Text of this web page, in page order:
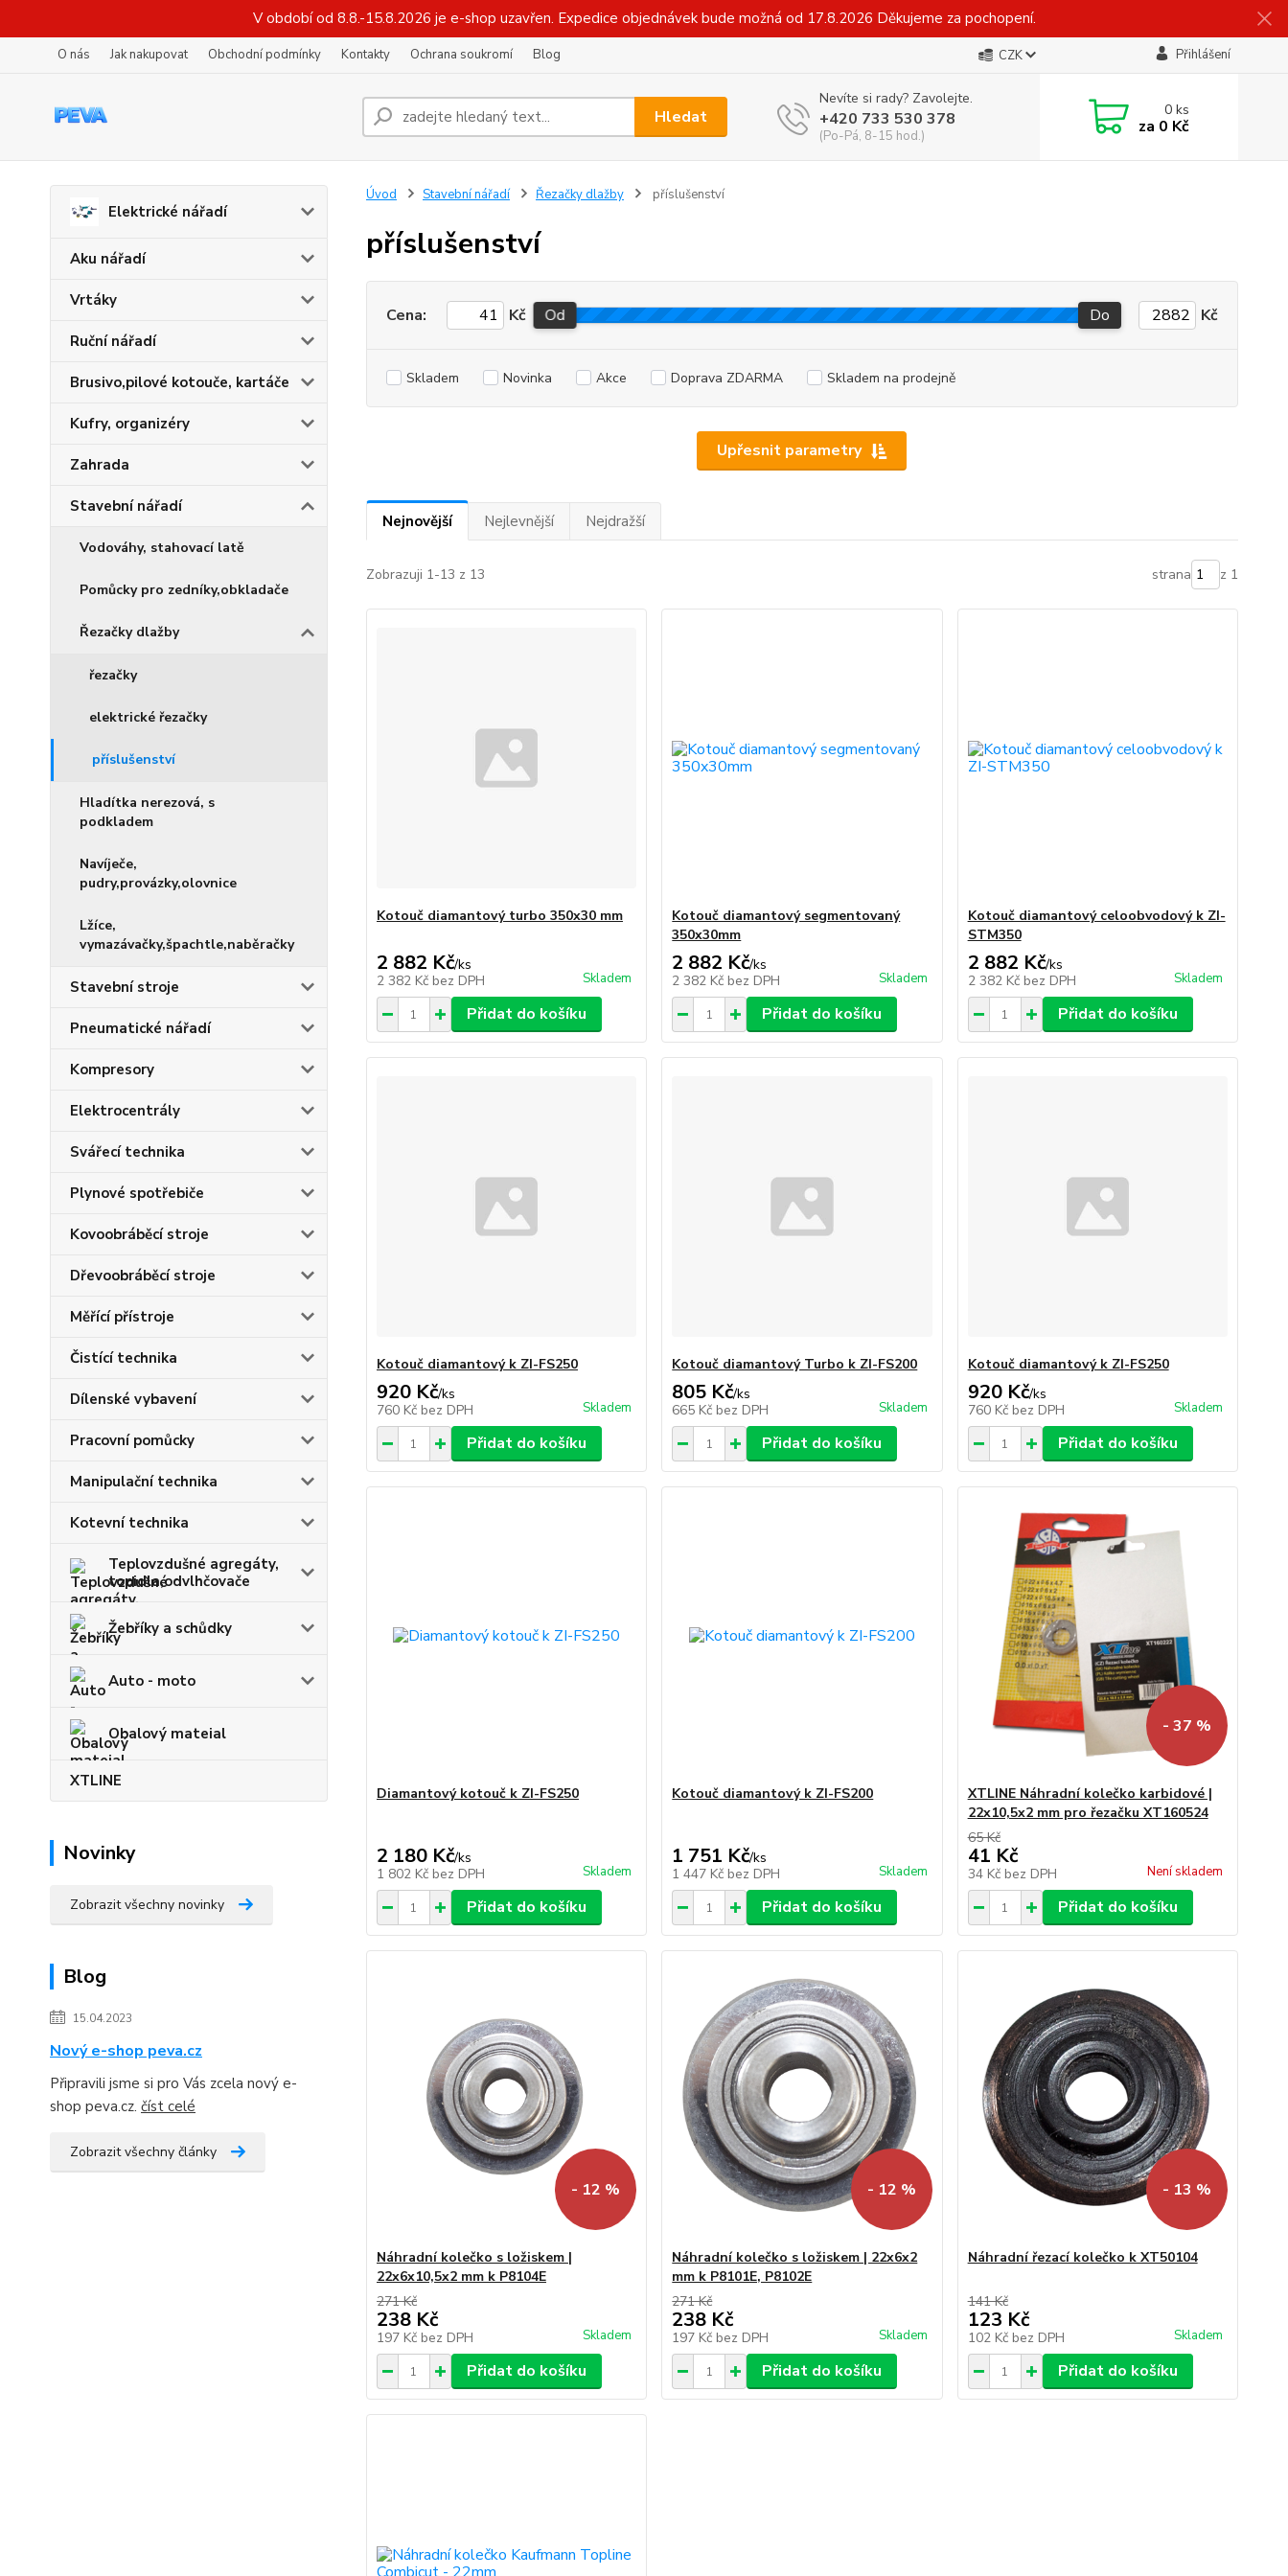
V období od 8.8.-15.8.2026 je e-shop uzavřen. Expedice objednávek bude možná od 17.8.2026 Děkujeme za pochopení.
O nás Jak nakupovat Obchodní podmínky Kontakty Ochrana soukromí Blog CZK Přihlášení
Hledat
Nevíte si rady? Zavolejte.
+420 733 530 378
(Po-Pá, 8-15 hod.)
0ks
za 0 Kč
Elektrické nářadí
Aku nářadí
Vrtáky
Ruční nářadí
Brusivo,pilové kotouče, kartáče
Kufry, organizéry
Zahrada
Stavební nářadí
Vodováhy, stahovací latě
Pomůcky pro zedníky,obkladače
Řezačky dlažby
řezačky
elektrické řezačky
příslušenství
Hladítka nerezová, s
podkladem
Navíječe,
pudry,provázky,olovnice
Lžíce,
vymazávačky,špachtle,naběračky
Stavební stroje
Pneumatické nářadí
Kompresory
Elektrocentrály
Svářecí technika
Plynové spotřebiče
Kovoobráběcí stroje
Dřevoobráběcí stroje
Měřící přístroje
Čistící technika
Dílenské vybavení
Pracovní pomůcky
Manipulační technika
Kotevní technika
Teplovzdušné agregáty,
topidla,odvlhčovače
Žebříky a schůdky
Auto - moto
Obalový mateial
XTLINE
Novinky
Zobrazit všechny novinky
Blog
15.04.2023
Nový e-shop peva.cz
Připravili jsme si pro Vás zcela nový e-
shop peva.cz. číst celé
Zobrazit všechny články
Úvod Stavební nářadí Řezačky dlažby příslušenství
příslušenství
Upřesnit parametry
Cena: Kč Od Do Kč
Skladem Novinka Akce Doprava ZDARMA Skladem na prodejně
Nejnovější Nejlevnější Nejdražší
Zobrazuji 1-13 z 13 strana z 1
Kotouč diamantový turbo 350x30 mm
2 882 Kč/ks
2 382 Kč bez DPH Skladem
Přidat do košíku
Kotouč diamantový segmentovaný
350x30mm
2 882 Kč/ks
2 382 Kč bez DPH Skladem
Přidat do košíku
Kotouč diamantový celoobvodový k ZI-
STM350
2 882 Kč/ks
2 382 Kč bez DPH Skladem
Přidat do košíku
Kotouč diamantový k ZI-FS250
920 Kč/ks
760 Kč bez DPH Skladem
Přidat do košíku
Kotouč diamantový Turbo k ZI-FS200
805 Kč/ks
665 Kč bez DPH Skladem
Přidat do košíku
Kotouč diamantový k ZI-FS250
920 Kč/ks
760 Kč bez DPH Skladem
Přidat do košíku
Diamantový kotouč k ZI-FS250
2 180 Kč/ks
1 802 Kč bez DPH Skladem
Přidat do košíku
Kotouč diamantový k ZI-FS200
1 751 Kč/ks
1 447 Kč bez DPH Skladem
Přidat do košíku
- 37 %
XTLINE Náhradní kolečko karbidové |
22x10,5x2 mm pro řezačku XT160524
65 Kč
41 Kč
34 Kč bez DPH Není skladem
Přidat do košíku
- 12 %
Náhradní kolečko s ložiskem |
22x6x10,5x2 mm k P8104E
271 Kč
238 Kč
197 Kč bez DPH Skladem
Přidat do košíku
- 12 %
Náhradní kolečko s ložiskem | 22x6x2
mm k P8101E, P8102E
271 Kč
238 Kč
197 Kč bez DPH Skladem
Přidat do košíku
- 13 %
Náhradní řezací kolečko k XT50104
141 Kč
123 Kč
102 Kč bez DPH Skladem
Přidat do košíku